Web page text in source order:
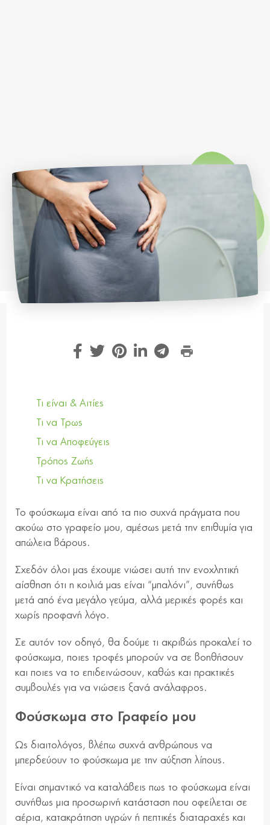
Τι είναι & Αιτίες
Τι να Τρως
Τι να Αποφεύγεις
Τρόπος Ζωής
Τι να Κρατήσεις
Το φούσκωμα είναι από τα πιο συχνά πράγματα που
ακούω στο γραφείο μου, αμέσως μετά την επιθυμία για
απώλεια βάρους.
Σχεδόν όλοι μας έχουμε νιώσει αυτή την ενοχλητική
αίσθηση ότι η κοιλιά μας είναι “μπαλόνι”, συνήθως
μετά από ένα μεγάλο γεύμα, αλλά μερικές φορές και
χωρίς προφανή λόγο.
Σε αυτόν τον οδηγό, θα δούμε τι ακριβώς προκαλεί το
φούσκωμα, ποιες τροφές μπορούν να σε βοηθήσουν
και ποιες να το επιδεινώσουν, καθώς και πρακτικές
συμβουλές για να νιώσεις ξανά ανάλαφρος.
Φούσκωμα στο Γραφείο μου
Ως διαιτολόγος, βλέπω συχνά ανθρώπους να
μπερδεύουν το φούσκωμα με την αύξηση λίπους.
Είναι σημαντικό να καταλάβεις πως το φούσκωμα είναι
συνήθως μια προσωρινή κατάσταση που οφείλεται σε
αέρια, κατακράτηση υγρών ή πεπτικές διαταραχές και